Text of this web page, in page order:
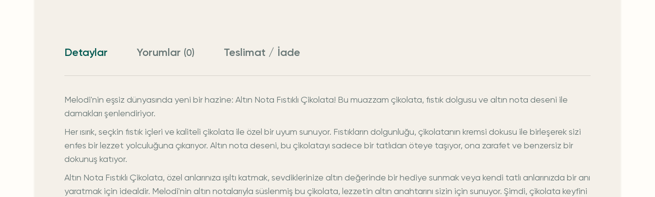
Detaylar Yorumlar (0) Teslimat / İade
Melodi'nin eşsiz dünyasında yeni bir hazine: Altın Nota Fıstıklı Çikolata! Bu muazzam çikolata, fıstık dolgusu ve altın nota deseni ile
damakları şenlendiriyor.
Her ısırık, seçkin fıstık içleri ve kaliteli çikolata ile özel bir uyum sunuyor. Fıstıkların dolgunluğu, çikolatanın kremsi dokusu ile birleşerek sizi
enfes bir lezzet yolculuğuna çıkarıyor. Altın nota deseni, bu çikolatayı sadece bir tatlıdan öteye taşıyor, ona zarafet ve benzersiz bir
dokunuş katıyor.
Altın Nota Fıstıklı Çikolata, özel anlarınıza ışıltı katmak, sevdiklerinize altın değerinde bir hediye sunmak veya kendi tatlı anlarınızda bir anı
yaratmak için idealdir. Melodi'nin altın notalarıyla süslenmiş bu çikolata, lezzetin altın anahtarını sizin için sunuyor. Şimdi, çikolata keyfini